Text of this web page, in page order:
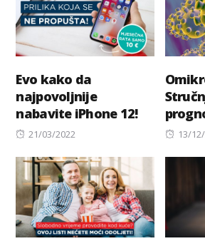
Evo kako da
najpovoljnije
nabavite iPhone 12!
Posted
21/03/2022 13/